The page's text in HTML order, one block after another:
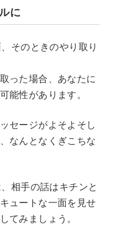
に
そのときのやり取り
った場合、あなたに
能性があります。
セージがよそよそし
なんとなくぎこちな
相手の話はキチンと
ュートな一面を見せ
てみましょう。